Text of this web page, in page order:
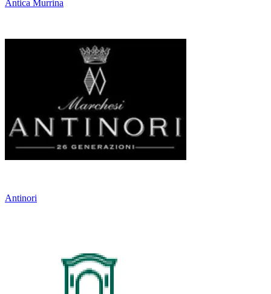
Antica Murrina
Antinori